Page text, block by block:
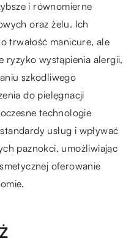
i równomierne
oraz żelu. Ich
trwałość manicure, ale
ryzyko wystąpienia alergii,
szkodliwego
do pielęgnacji
technologie
usług i wpływać
paznokci, umożliwiając
oferowanie